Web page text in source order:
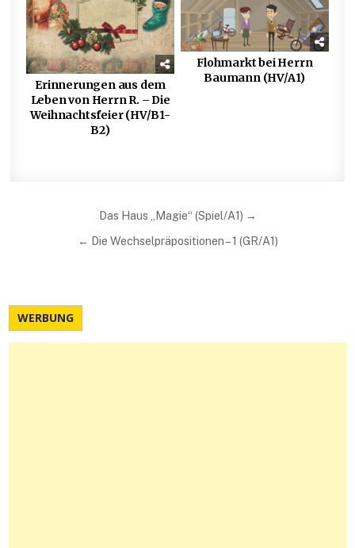
Erinnerungen aus dem
Leben von Herrn R. – Die
Weihnachtsfeier (HV/B1-
B2)
Flohmarkt bei Herrn
Baumann (HV/A1)
Beitragsnavigation
Das Haus „Magie“ (Spiel/A1) →
← Die Wechselpräpositionen – 1 (GR/A1)
WERBUNG